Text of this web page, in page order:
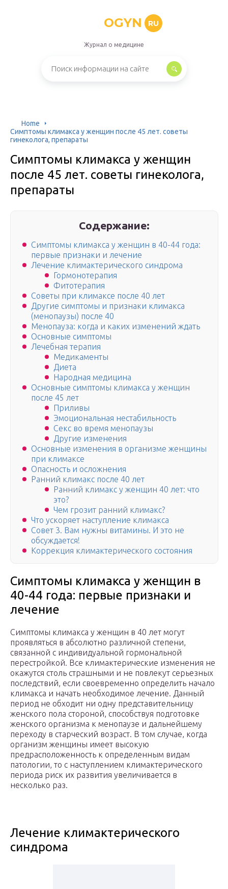
OGYN RU
Журнал о медицине
Home
Симптомы климакса у женщин после 45 лет. советы
гинеколога, препараты
Симптомы климакса у женщин
после 45 лет. советы гинеколога,
препараты
Содержание:
Симптомы климакса у женщин в 40-44 года:
первые признаки и лечение
Лечение климактерического синдрома
Гормонотерапия
Фитотерапия
Советы при климаксе после 40 лет
Другие симптомы и признаки климакса
(менопаузы) после 40
Менопауза: когда и каких изменений ждать
Основные симптомы
Лечебная терапия
Медикаменты
Диета
Народная медицина
Основные симптомы климакса у женщин
после 45 лет
Приливы
Эмоциональная нестабильность
Секс во время менопаузы
Другие изменения
Основные изменения в организме женщины
при климаксе
Опасность и осложнения
Ранний климакс после 40 лет
Ранний климакс у женщин 40 лет: что
это?
Чем грозит ранний климакс?
Что ускоряет наступление климакса
Совет 3. Вам нужны витамины. И это не
обсуждается!
Коррекция климактерического состояния
Симптомы климакса у женщин в
40-44 года: первые признаки и
лечение
Симптомы климакса у женщин в 40 лет могут
проявляться в абсолютно различной степени,
связанной с индивидуальной гормональной
перестройкой. Все климактерические изменения не
окажутся столь страшными и не повлекут серьезных
последствий, если своевременно определить начало
климакса и начать необходимое лечение. Данный
период не обходит ни одну представительницу
женского пола стороной, способствуя подготовке
женского организма к менопаузе и дальнейшему
переходу в старческий возраст. В том случае, когда
организм женщины имеет высокую
предрасположенность к определенным видам
патологии, то с наступлением климактерического
периода риск их развития увеличивается в
несколько раз.
Лечение климактерического
синдрома